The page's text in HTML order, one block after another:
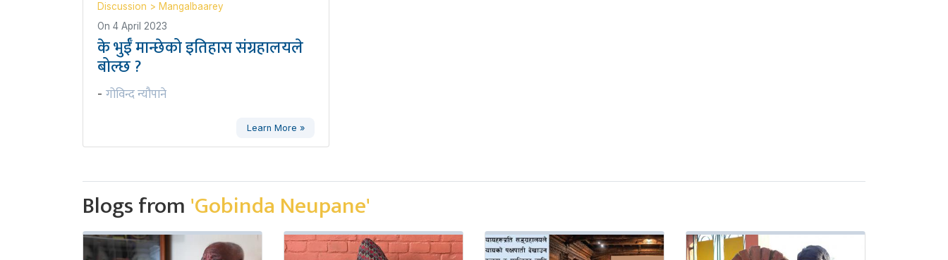
Discussion > Mangalbaarey
On 4 April 2023
के भुईँ मान्छेको इतिहास संग्रहालयले
बोल्छ ?
- गोविन्द न्यौपाने
Learn More »
Blogs from'Gobinda Neupane'